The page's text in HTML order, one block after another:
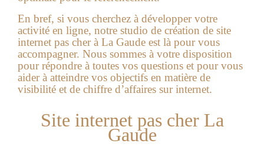
En bref, si vous cherchez à développer votre
activité en ligne, notre studio de création de site
internet pas cher à La Gaude est là pour vous
accompagner. Nous sommes à votre disposition
pour répondre à toutes vos questions et pour vous
aider à atteindre vos objectifs en matière de
visibilité et de chiffre d’affaires sur internet.
Site internet pas cher La
Gaude